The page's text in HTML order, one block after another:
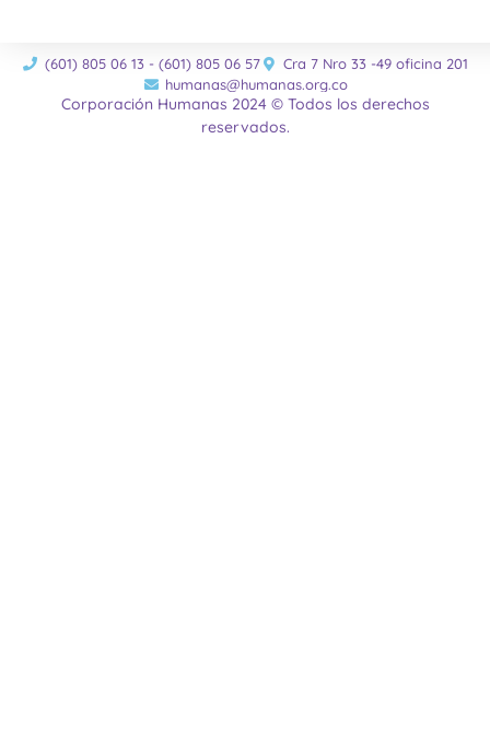
(601) 805 06 13 - (601) 805 06 57
Cra 7 Nro 33 -49 oficina 201
humanas@humanas.org.co
Corporación Humanas 2024 © Todos los derechos
reservados.